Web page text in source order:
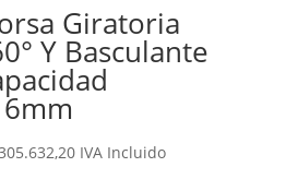
Giratoria
Y Basculante
IVA Incluido